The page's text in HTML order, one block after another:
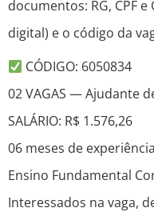
documentos: RG, CPF
digital) e o código da
CÓDIGO: 6050834
02 VAGAS — Ajudante
SALÁRIO: R$ 1.576,26
06 meses de
Ensino Fundamental
Interessados na vaga,